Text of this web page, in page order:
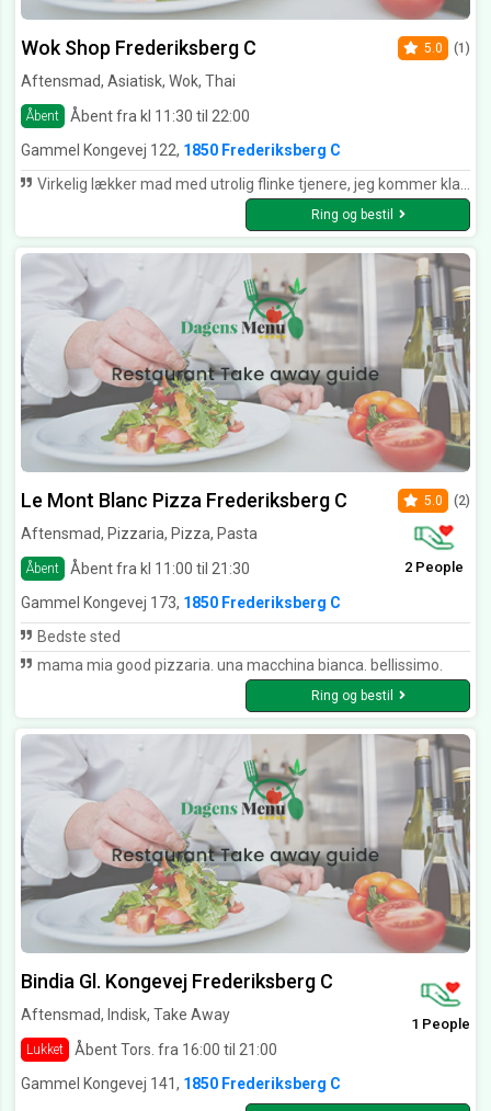
Wok Shop Frederiksberg C
Aftensmad, Asiatisk, Wok, Thai
Åbent Åbent fra kl 11:30 til 22:00
5.0 (1)
Gammel Kongevej 122, 1850 Frederiksberg C
Virkelig lækker mad med utrolig flinke tjenere, jeg kommer klart tilbage!
Ring og bestil
Le Mont Blanc Pizza Frederiksberg C
Aftensmad, Pizzaria, Pizza, Pasta
Åbent Åbent fra kl 11:00 til 21:30
5.0 (2)
2 People
Gammel Kongevej 173, 1850 Frederiksberg C
Bedste sted
mama mia good pizzaria. una macchina bianca. bellissimo.
Ring og bestil
Bindia Gl. Kongevej Frederiksberg C
Aftensmad, Indisk, Take Away
Lukket Åbent Tors. fra 16:00 til 21:00
1 People
Gammel Kongevej 141, 1850 Frederiksberg C